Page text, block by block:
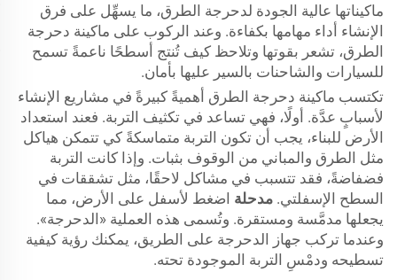
ماكيناتها عالية الجودة لدحرجة الطرق، ما يسهِّل على فرق
الإنشاء أداء مهامها بكفاءة. وعند الركوب على ماكينة دحرجة
الطرق، تشعر بقوتها وتلاحظ كيف تُنتج أسطحًا ناعمةً تسمح
للسيارات والشاحنات بالسير عليها بأمان.
تكتسب ماكينة دحرجة الطرق أهميةً كبيرةً في مشاريع الإنشاء
لأسبابٍ عدَّة. أولًا، فهي تساعد في تكثيف التربة. فعند استعداد
الأرض للبناء، يجب أن تكون التربة متماسكةً كي تتمكن هياكل
مثل الطرق والمباني من الوقوف بثبات. وإذا كانت التربة
فضفاضةً، فقد تتسبب في مشاكل لاحقًا، مثل تشققات في
السطح الإسفلتي. مدحلة اضغط لأسفل على الأرض، مما
يجعلها مدمَّسة ومستقرة. وتُسمى هذه العملية «الدحرجة».
وعندما تركب جهاز الدحرجة على الطريق، يمكنك رؤية كيفية
تسطيحه ودمْسِ التربة الموجودة تحته.